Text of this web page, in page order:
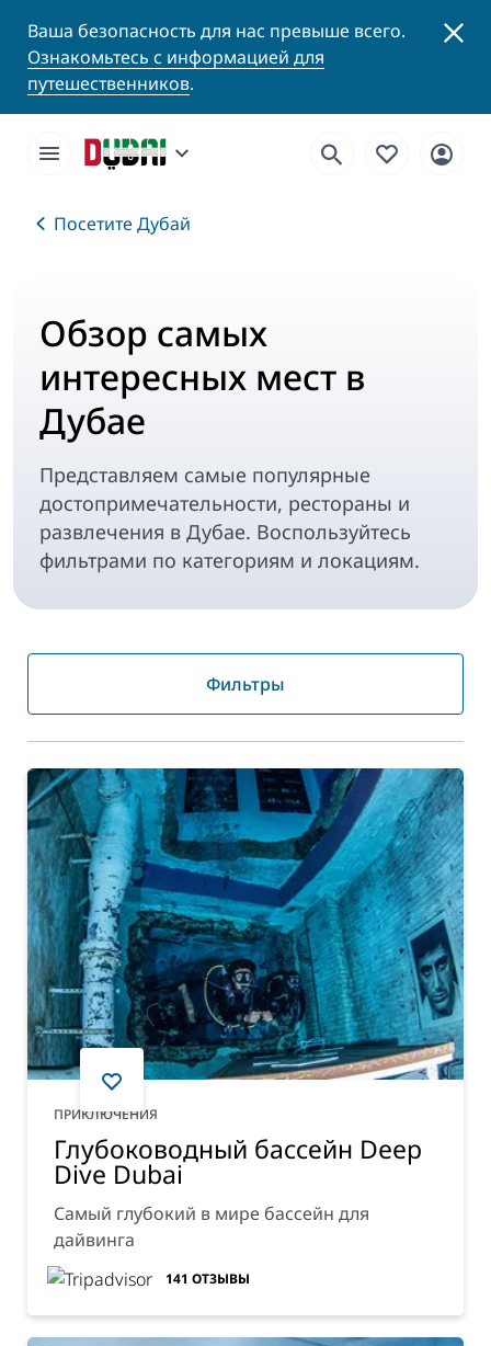
Ваша безопасность для нас превыше всего.
Ознакомьтесь с информацией для
путешественников.
Посетите Дубай
Обзор самых
интересных мест в
Дубае
Представляем самые популярные
достопримечательности, рестораны и
развлечения в Дубае. Воспользуйтесь
фильтрами по категориям и локациям.
Фильтры
ПРИКЛЮЧЕНИЯ
Глубоководный бассейн Deep
Dive Dubai
Самый глубокий в мире бассейн для
дайвинга
141 ОТЗЫВЫ